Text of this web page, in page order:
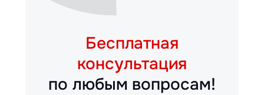
Бесплатная
консультация
по любым вопросам!